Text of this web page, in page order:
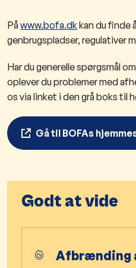
Påwww.bofa.dkkan du finde
genbrugspladser, regulativer
Har du generelle spørgsmål
oplever du problemer med
os via linket i den grå boks til
Gå til BOFAs
Godt at vide
Afbrænding